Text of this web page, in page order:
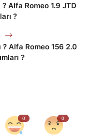
? Alfa Romeo 1.9 JTD
?
? Alfa Romeo 156 2.0
?
0 0